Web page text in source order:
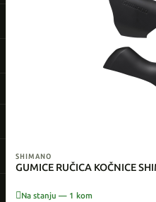
SHIMANO
GUMICE RUČICA KOČNICE
Na stanju — 1 kom